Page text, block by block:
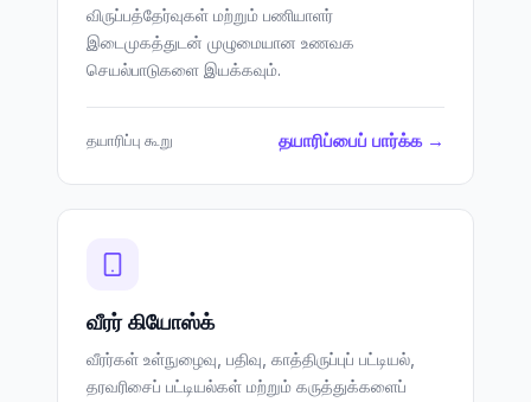
விருப்பத்தேர்வுகள் மற்றும் பணியாளர்
இடைமுகத்துடன் முழுமையான உணவக
செயல்பாடுகளை இயக்கவும்.
தயாரிப்பு கூறு தயாரிப்பைப் பார்க்க →
வீரர் கியோஸ்க்
வீரர்கள் உள்நுழைவு, பதிவு, காத்திருப்புப் பட்டியல்,
தரவரிசைப் பட்டியல்கள் மற்றும் கருத்துக்களைப்